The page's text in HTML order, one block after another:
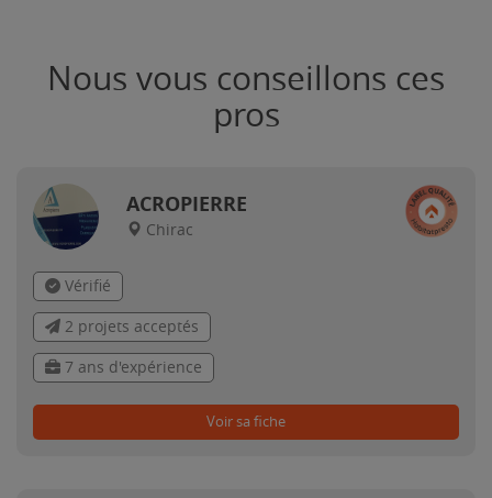
Nous vous conseillons ces
pros
ACROPIERRE
Chirac
Vérifié
2 projets acceptés
7 ans d'expérience
Voir sa fiche